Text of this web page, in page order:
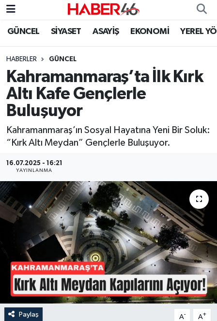
GÜNCEL SİYASET ASAYİŞ EKONOMİ YEREL
HABERLER GÜNCEL
Kahramanmaraş’ta İlk Kırk
Altı Kafe Gençlerle
Buluşuyor
Kahramanmaraş’ın Sosyal Hayatına Yeni Bir Soluk:
“Kırk Altı Meydan” Gençlerle Buluşuyor.
16.07.2025 - 16:21
YAYINLANMA
Paylaş A- A+
GÜNCEL
SİYASET
EKONOMİ
SPOR
YAŞAM
TEKNOLOJİ
SAĞLIK
EĞİTİM
İLÇE HABERLERİ
KÜLTÜR-SANAT
KSÜ
DÜNYA
Nöbetçi Eczaneler
Hava Durumu
Kahramanmaraş Namaz Vakitleri
Trafik Durumu
Süper Lig Puan Durumu ve Fikstür
Tüm Manşetler
Son Dakika Haberleri
Haber Arşivi